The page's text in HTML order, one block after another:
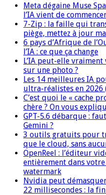
Meta dégaine Muse
l’IA vient de
7-Zip : la faille qui
piège, mettez à jour
6 pays d’Afrique de
l’IA : ce que ça change
L’IA peut-elle
sur une photo ?
Les 14 meilleures IA
ultra-réalistes en 2026
C’est quoi le « cache
chère ? On vous
GPT-5.6 débarque :
Gemini ?
3 outils gratuits pour
que le cloud, sans
OpenReel : l’éditeur
entièrement dans
watermark
Nvidia peut
22 millisecondes : la